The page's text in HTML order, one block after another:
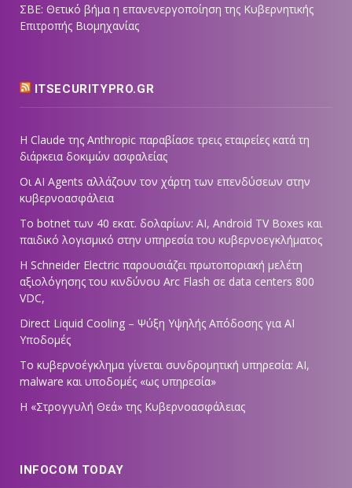
ΣΒΕ: Θετικό βήμα η επανενεργοποίηση της Κυβερνητικής
Επιτροπής Βιομηχανίας
ITSECURITYPRO.GR
Η Claude της Anthropic παραβίασε τρεις εταιρείες κατά τη
διάρκεια δοκιμών ασφαλείας
Οι AI Agents αλλάζουν τον χάρτη των επενδύσεων στην
κυβερνοασφάλεια
Το botnet των 40 εκατ. δολαρίων: AI, Android TV Boxes και
παιδικό λογισμικό στην υπηρεσία του κυβερνοεγκλήματος
Η Schneider Electric παρουσιάζει πρωτοποριακή μελέτη
αξιολόγησης του κινδύνου Arc Flash σε data centers 800
VDC,
Direct Liquid Cooling – Ψύξη Υψηλής Απόδοσης για AI
Υποδομές
Το κυβερνοέγκλημα γίνεται συνδρομητική υπηρεσία: AI,
malware και υποδομές «ως υπηρεσία»
Η «Στρογγυλή Θεά» της Κυβερνοασφάλειας
INFOCOM TODAY